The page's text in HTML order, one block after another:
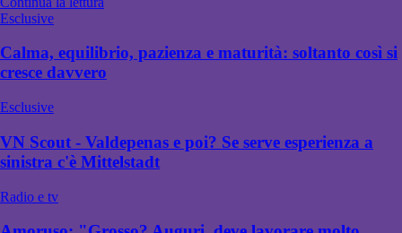
Esclusive
Calma, equilibrio, pazienza e maturità: soltanto così si
cresce davvero
Esclusive
VN Scout - Valdepenas e poi? Se serve esperienza a
sinistra c'è Mittelstadt
Radio e tv